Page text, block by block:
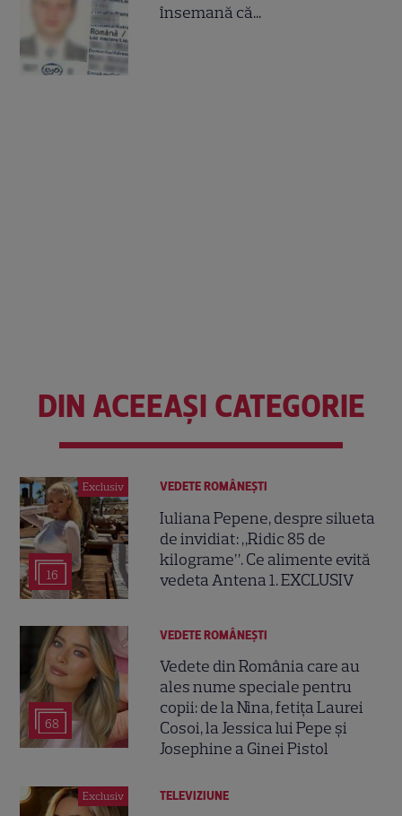
însemană că...
DIN ACEEAȘI CATEGORIE
Exclusiv
16
VEDETE ROMÂNEŞTI
Iuliana Pepene, despre silueta
de invidiat: „Ridic 85 de
kilograme”. Ce alimente evită
vedeta Antena 1. EXCLUSIV
68
VEDETE ROMÂNEŞTI
Vedete din România care au
ales nume speciale pentru
copii: de la Nina, fetița Laurei
Cosoi, la Jessica lui Pepe și
Josephine a Ginei Pistol
Exclusiv TELEVIZIUNE